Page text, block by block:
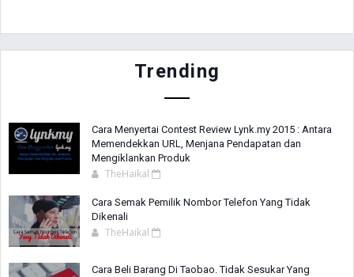
Trending
Cara Menyertai Contest Review Lynk.my 2015 : Antara
Memendekkan URL, Menjana Pendapatan dan
Mengiklankan Produk
TheHaikal
Cara Semak Pemilik Nombor Telefon Yang Tidak
Dikenali
TheHaikal
Cara Beli Barang Di Taobao. Tidak Sesukar Yang